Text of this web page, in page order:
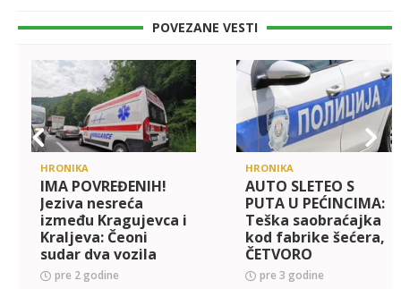
POVEZANE VESTI
HRONIKA
IMA POVREĐENIH!
Jeziva nesreća
između Kragujevca i
Kraljeva: Čeoni
sudar dva vozila
pre 2 godine
HRONIKA
AUTO SLETEO S
PUTA U PEĆINCIMA:
Teška saobraćajka
kod fabrike šećera,
ČETVORO
POVREĐENIH,
pre 3 godine